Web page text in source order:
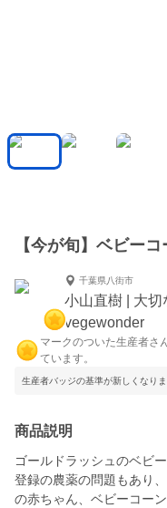
【今が旬】ベビーコ
千葉県八街市
小山直樹 | 大
vegewonder
マークのついた生産者さ
ています。
生産者バッジの基準が新しくなりま
商品説明
ゴールドラッシュのベビ
登録の農薬の問題もあり
の赤ちゃん、ベビーコー